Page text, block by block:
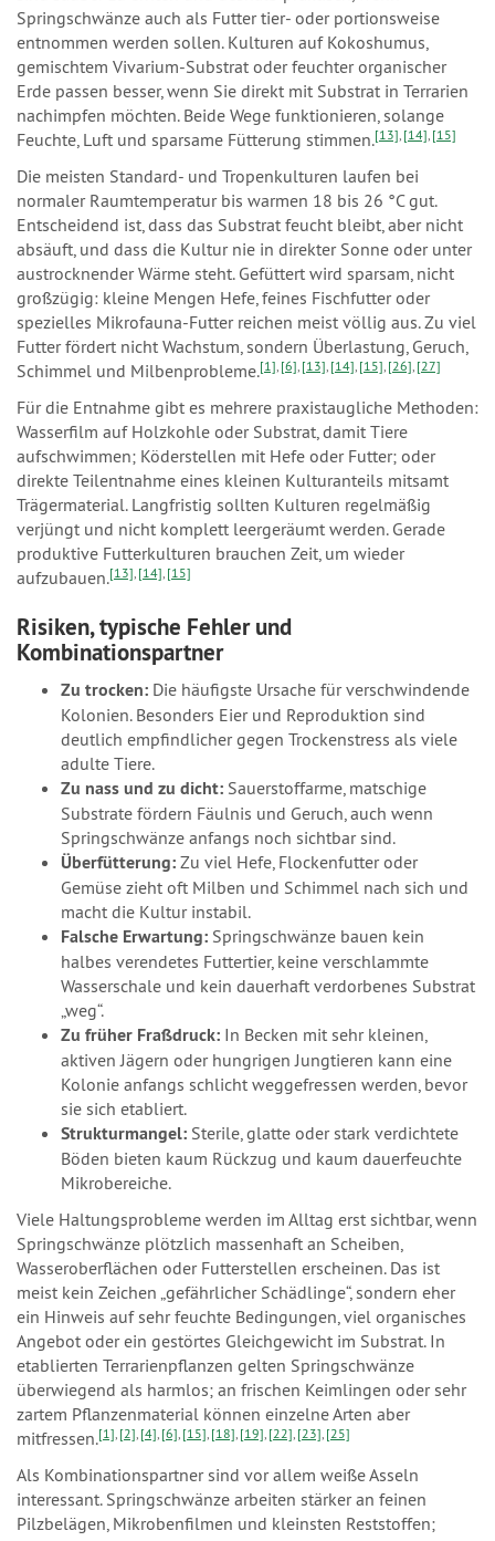
Springschwänze auch als Futter tier- oder portionsweise
entnommen werden sollen. Kulturen auf Kokoshumus,
gemischtem Vivarium-Substrat oder feuchter organischer
Erde passen besser, wenn Sie direkt mit Substrat in Terrarien
nachimpfen möchten. Beide Wege funktionieren, solange
Feuchte, Luft und sparsame Fütterung stimmen.[13], [14], [15]
Die meisten Standard- und Tropenkulturen laufen bei
normaler Raumtemperatur bis warmen 18 bis 26 °C gut.
Entscheidend ist, dass das Substrat feucht bleibt, aber nicht
absäuft, und dass die Kultur nie in direkter Sonne oder unter
austrocknender Wärme steht. Gefüttert wird sparsam, nicht
großzügig: kleine Mengen Hefe, feines Fischfutter oder
spezielles Mikrofauna-Futter reichen meist völlig aus. Zu viel
Futter fördert nicht Wachstum, sondern Überlastung, Geruch,
Schimmel und Milbenprobleme.[1], [6], [13], [14], [15], [26], [27]
Für die Entnahme gibt es mehrere praxistaugliche Methoden:
Wasserfilm auf Holzkohle oder Substrat, damit Tiere
aufschwimmen; Köderstellen mit Hefe oder Futter; oder
direkte Teilentnahme eines kleinen Kulturanteils mitsamt
Trägermaterial. Langfristig sollten Kulturen regelmäßig
verjüngt und nicht komplett leergeräumt werden. Gerade
produktive Futterkulturen brauchen Zeit, um wieder
aufzubauen.[13], [14], [15]
Risiken, typische Fehler und
Kombinationspartner
Zu trocken: Die häufigste Ursache für verschwindende
Kolonien. Besonders Eier und Reproduktion sind
deutlich empfindlicher gegen Trockenstress als viele
adulte Tiere.
Zu nass und zu dicht: Sauerstoffarme, matschige
Substrate fördern Fäulnis und Geruch, auch wenn
Springschwänze anfangs noch sichtbar sind.
Überfütterung: Zu viel Hefe, Flockenfutter oder
Gemüse zieht oft Milben und Schimmel nach sich und
macht die Kultur instabil.
Falsche Erwartung: Springschwänze bauen kein
halbes verendetes Futtertier, keine verschlammte
Wasserschale und kein dauerhaft verdorbenes Substrat
„weg“.
Zu früher Fraßdruck: In Becken mit sehr kleinen,
aktiven Jägern oder hungrigen Jungtieren kann eine
Kolonie anfangs schlicht weggefressen werden, bevor
sie sich etabliert.
Strukturmangel: Sterile, glatte oder stark verdichtete
Böden bieten kaum Rückzug und kaum dauerfeuchte
Mikrobereiche.
Viele Haltungsprobleme werden im Alltag erst sichtbar, wenn
Springschwänze plötzlich massenhaft an Scheiben,
Wasseroberflächen oder Futterstellen erscheinen. Das ist
meist kein Zeichen „gefährlicher Schädlinge“, sondern eher
ein Hinweis auf sehr feuchte Bedingungen, viel organisches
Angebot oder ein gestörtes Gleichgewicht im Substrat. In
etablierten Terrarienpflanzen gelten Springschwänze
überwiegend als harmlos; an frischen Keimlingen oder sehr
zartem Pflanzenmaterial können einzelne Arten aber
mitfressen.[1], [2], [4], [6], [15], [18], [19], [22], [23], [25]
Als Kombinationspartner sind vor allem weiße Asseln
interessant. Springschwänze arbeiten stärker an feinen
Pilzbelägen, Mikrobenfilmen und kleinsten Reststoffen;